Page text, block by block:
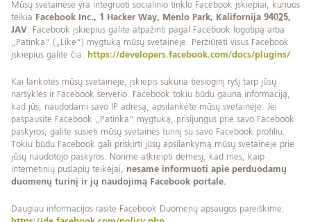
Mūsų svetainėse yra integruoti socialinio tinklo Facebook įskiepiai, kuriuos
teikia
Facebook Inc., 1 Hacker Way, Menlo Park, Kalifornija 94025,
JAV. Facebook įskiepius galite atpažinti pagal Facebook logotipą arba
„Patinka“ („Like“) mygtuką mūsų svetainėje. Peržiūrėti visus Facebook
įskiepius galite čia: https://developers.facebook.com/docs/plugins/.
Kai lankotės mūsų svetainėje, įskiepis sukuria tiesioginį ryšį tarp jūsų
naršyklės ir Facebook serverio. Facebook tokiu būdu gauna informaciją,
kad jūs, naudodami savo IP adresą, apsilankėte mūsų svetainėje. Jei
paspausite Facebook „Patinka“ mygtuką, prisijungus prie savo Facebook
paskyros, galite susieti mūsų svetainės turinį su savo Facebook profiliu.
Tokiu būdu Facebook gali priskirti jūsų apsilankymą mūsų svetainėje prie
jūsų naudotojo paskyros. Norime atkreipti dėmesį, kad mes, kaip
internetinių puslapių teikėjai, nesame informuoti apie perduodamų
duomenų turinį ir jų naudojimą Facebook portale.
Daugiau informacijos rasite Facebook Duomenų apsaugos pareiškime: